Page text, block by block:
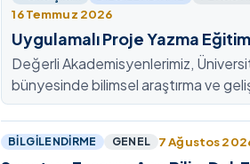
16 Temmuz 2026
Uygulamalı Proje Yazma
Değerli Akademisyenlerimiz,
bünyesinde bilimsel araştırma ve
kültürünü güçlendirmek, ulusal ve
fon mekanizmala…
BILGILENDIRME GENEL 7 Ağustos